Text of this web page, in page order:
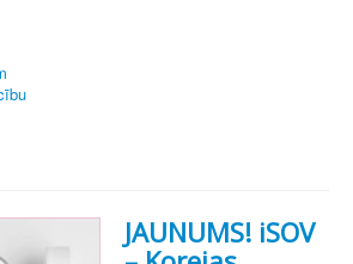
JAUNUMS! iSOV